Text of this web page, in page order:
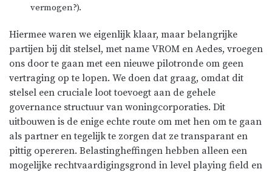
vermogen?).
Hiermee waren we eigenlijk klaar, maar belangrijke
partijen bij dit stelsel, met name VROM en Aedes, vroegen
ons door te gaan met een nieuwe pilotronde om geen
vertraging op te lopen. We doen dat graag, omdat dit
stelsel een cruciale loot toevoegt aan de gehele
governance structuur van woningcorporaties. Dit
uitbouwen is de enige echte route om met hen om te gaan
als partner en tegelijk te zorgen dat ze transparant en
pittig opereren. Belastingheffingen hebben alleen een
mogelijke rechtvaardigingsgrond in level playing field en